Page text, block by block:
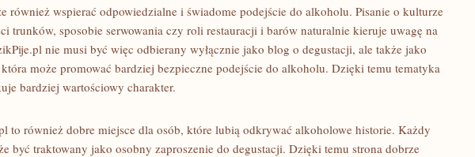
również wspierać odpowiedzialne i świadome podejście do alkoholu. Pisanie o kulturze
trunków, sposobie serwowania czy roli restauracji i barów naturalnie kieruje uwagę na
nie musi być więc odbierany wyłącznie jako blog o degustacji, ale także jako
może promować bardziej bezpieczne podejście do alkoholu. Dzięki temu tematyka
bardziej wartościowy charakter.
to również dobre miejsce dla osób, które lubią odkrywać alkoholowe historie. Każdy
być traktowany jako osobny zaproszenie do degustacji. Dzięki temu strona dobrze